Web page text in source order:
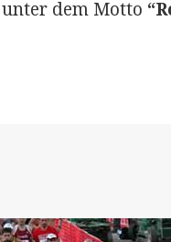
dem Motto
to Records” in